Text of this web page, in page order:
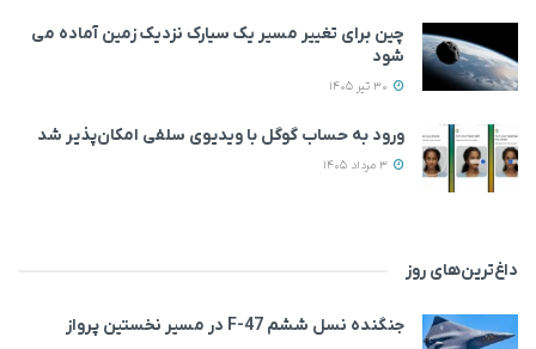
چین برای تغییر مسیر یک سیارک نزدیک زمین آماده می‌
شود
ورود به حساب گوگل با ویدیوی سلفی امکان‌پذیر شد
داغ‌ترین‌های روز
جنگنده نسل ششم F-47 در مسیر نخستین پرواز